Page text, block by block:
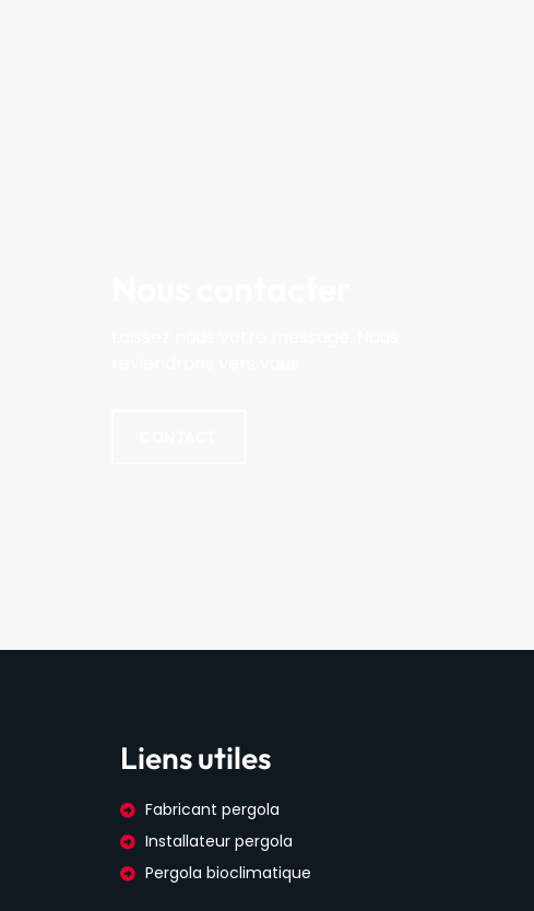
Liens utiles
Fabricant pergola
Installateur pergola
Pergola bioclimatique